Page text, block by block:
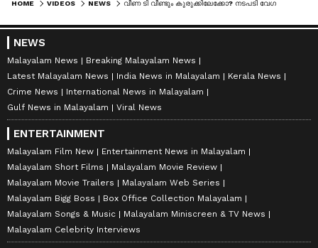
HOME VIDEOS NEWS
NEWS
Malayalam News
Breaking Malayalam News
Latest Malayalam News
India News in Malayalam
Kerala News
Crime News
International News in Malayalam
Gulf News in Malayalam
Viral News
ENTERTAINMENT
Malayalam Film New
Entertainment News in Malayalam
Malayalam Short Films
Malayalam Movie Review
Malayalam Movie Trailers
Malayalam Web Series
Malayalam Bigg Boss
Box Office Collection Malayalam
Malayalam Songs & Music
Malayalam Miniscreen & TV News
Malayalam Celebrity Interviews